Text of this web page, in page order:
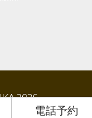
電話予約
2026